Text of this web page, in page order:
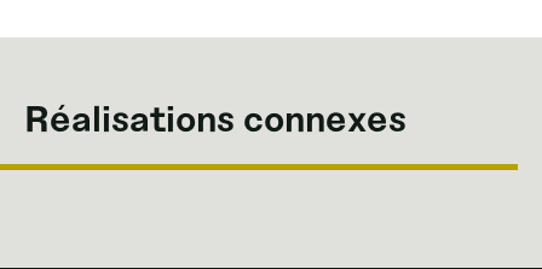
Réalisations connexes
Caserne de Princeville